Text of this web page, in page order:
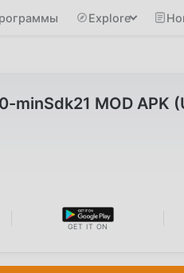
Explore
minSdk21 MOD APK
GET IT ON